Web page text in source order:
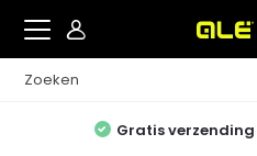
Gratis verzending